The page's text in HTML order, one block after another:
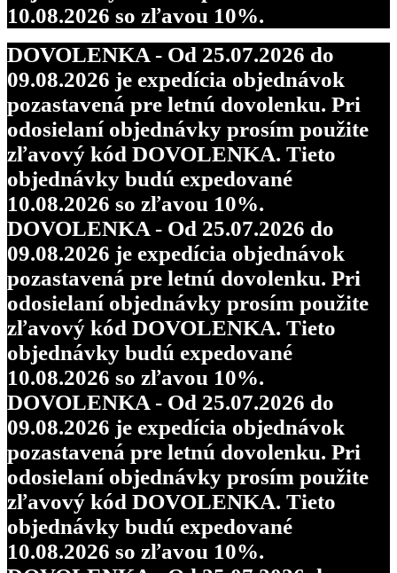
10.08.2026 so zľavou 10%.
DOVOLENKA - Od 25.07.2026 do
09.08.2026 je expedícia objednávok
pozastavená pre letnú dovolenku. Pri
odosielaní objednávky prosím použite
zľavový kód DOVOLENKA. Tieto
objednávky budú expedované
10.08.2026 so zľavou 10%.
DOVOLENKA - Od 25.07.2026 do
09.08.2026 je expedícia objednávok
pozastavená pre letnú dovolenku. Pri
odosielaní objednávky prosím použite
zľavový kód DOVOLENKA. Tieto
objednávky budú expedované
10.08.2026 so zľavou 10%.
DOVOLENKA - Od 25.07.2026 do
09.08.2026 je expedícia objednávok
pozastavená pre letnú dovolenku. Pri
odosielaní objednávky prosím použite
zľavový kód DOVOLENKA. Tieto
objednávky budú expedované
10.08.2026 so zľavou 10%.